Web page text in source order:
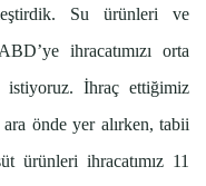
Su ürünleri ve
ihracatımızı orta
istiyoruz. İhraç ettiğimiz
önde yer alırken, tabii
ürünleri ihracatımız 11